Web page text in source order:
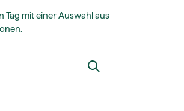
Tag mit einer Auswahl aus